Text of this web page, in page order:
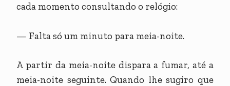
cada momento consultando o relógio:
— Falta só um minuto para meia-noite.
A partir da meia-noite dispara a fumar, até a
meia-noite seguinte. Quando lhe sugiro que